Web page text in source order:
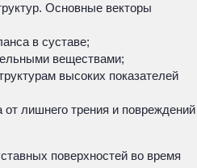
Основные векторы
в суставе;
веществами;
высоких показателей
лишнего трения и повреждений
поверхностей во время